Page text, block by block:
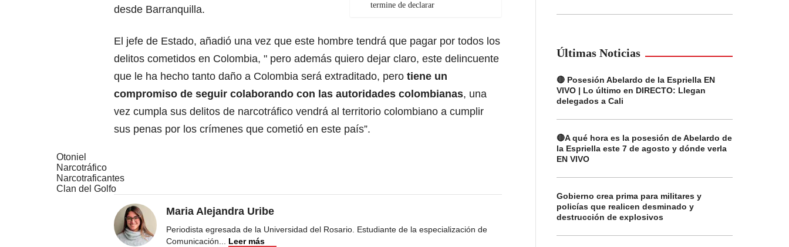
termine de declarar
desde Barranquilla.
El jefe de Estado, añadió una vez que este hombre tendrá que pagar por todos los
delitos cometidos en Colombia, " pero además quiero dejar claro, este delincuente
que le ha hecho tanto daño a Colombia será extraditado, pero tiene un
compromiso de seguir colaborando con las autoridades colombianas, una
vez cumpla sus delitos de narcotráfico vendrá al territorio colombiano a cumplir
sus penas por los crímenes que cometió en este país”.
Otoniel
Narcotráfico
Narcotraficantes
Clan del Golfo
Maria Alejandra Uribe
Periodista egresada de la Universidad del Rosario. Estudiante de la especialización de
Comunicación... Leer más
Últimas Noticias
🔴 Posesión Abelardo de la Espriella EN
VIVO | Lo último en DIRECTO: Llegan
delegados a Cali
🔴A qué hora es la posesión de Abelardo de
la Espriella este 7 de agosto y dónde verla
EN VIVO
Gobierno crea prima para militares y
policías que realicen desminado y
destrucción de explosivos